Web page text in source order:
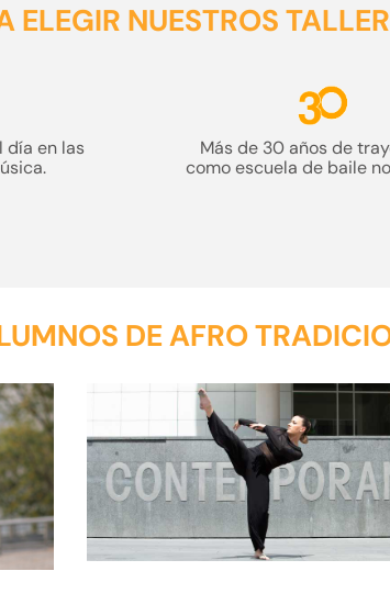
ELEGIR NUESTROS
día en las
Más de 30 añosde
comoescuela de baile
DE AFRO